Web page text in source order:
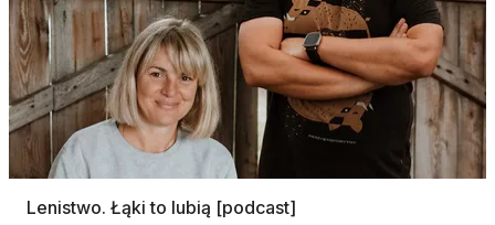
Lenistwo. Łąki to lubią [podcast]